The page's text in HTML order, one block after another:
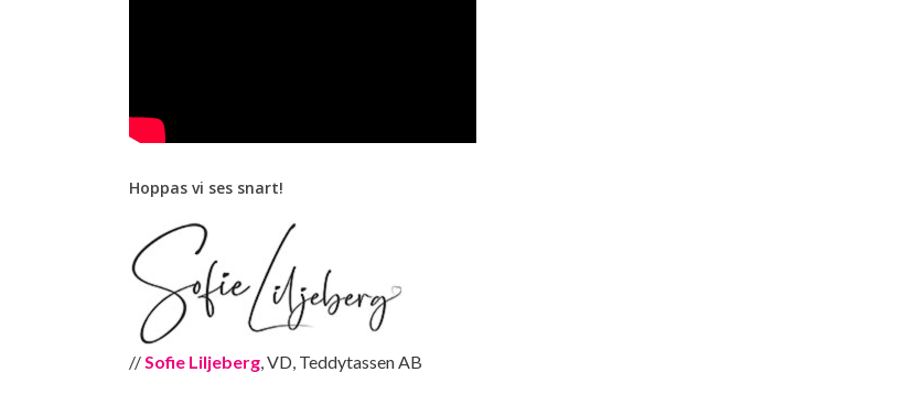
Hoppas vi ses snart!
// Sofie Liljeberg , VD, Teddytassen AB